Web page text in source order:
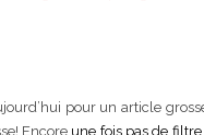
pour un article
Encore une fois pas de filtre